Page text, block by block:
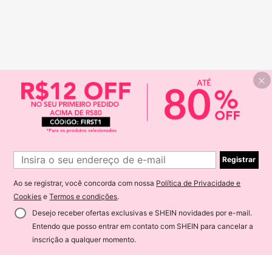
Registrar
Ao se registrar, você concorda com nossa Política de Privacidade e
Cookies eTermos e condições.
Desejo receber ofertas exclusivas e SHEIN novidades por e-mail.
Entendo que posso entrar em contato com SHEIN para cancelar a
inscrição a qualquer momento.